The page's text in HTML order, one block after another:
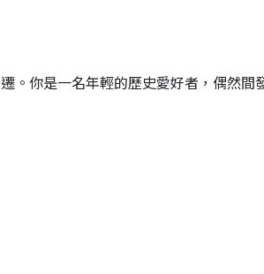
你是一名年輕的歷史愛好者，偶然間